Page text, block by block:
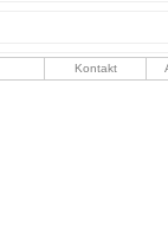
Kontakt